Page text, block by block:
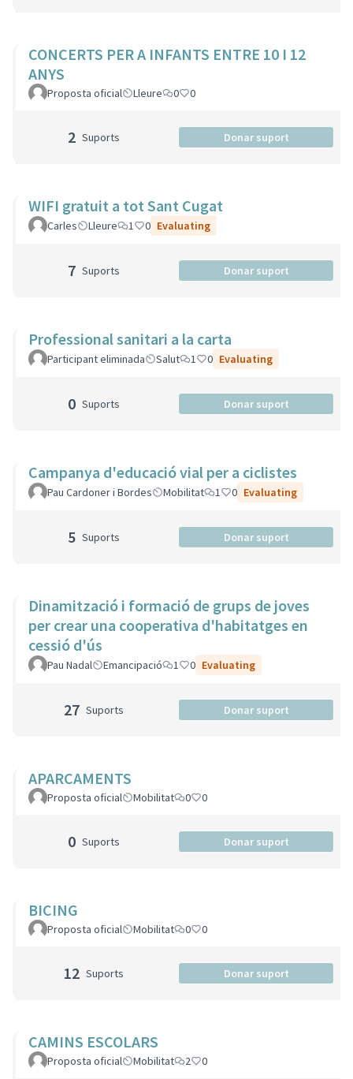
CONCERTS PER A INFANTS ENTRE 10 I 12
ANYS
Proposta oficial Lleure 0 0
2 Suports Donar suport
WIFI gratuit a tot Sant Cugat
Carles Lleure 1 0 Evaluating
7 Suports Donar suport
Professional sanitari a la carta
Participant eliminada Salut 1 0 Evaluating
0 Suports Donar suport
Campanya d'educació vial per a ciclistes
Pau Cardoner i Bordes Mobilitat 1 0 Evaluating
5 Suports Donar suport
Dinamització i formació de grups de joves
per crear una cooperativa d'habitatges en
cessió d'ús
Pau Nadal Emancipació 1 0 Evaluating
27 Suports Donar suport
APARCAMENTS
Proposta oficial Mobilitat 0 0
0 Suports Donar suport
BICING
Proposta oficial Mobilitat 0 0
12 Suports Donar suport
CAMINS ESCOLARS
Proposta oficial Mobilitat 2 0